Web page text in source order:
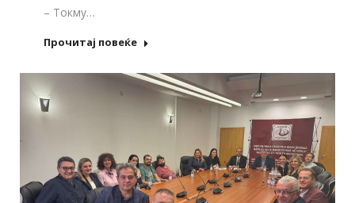
– Токму…
Прочитај повеќе